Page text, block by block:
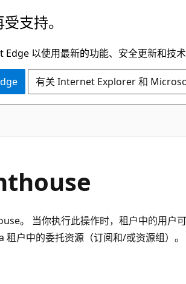
支持。
以使用最新的功能、安全更新和技术
有关 Internet Explorer 和
。 当你执行此操作时，租户中的用户可
户中的委托资源（订阅和/或资源组）。